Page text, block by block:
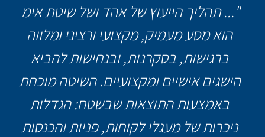
"... תהליך הייעוץ של אהד ושל שיטת אימ
הוא מסע מעמיק, מקצועי ורציני ומלווה
ברגישות, בסקרנות, ובנחישות להביא
הישגים אישיים ומקצועיים. השיטה מוכחת
באמצעות התוצאות שבשטח: הגדלות
ניכרות של מעגלי לקוחות, פניות והכנסות